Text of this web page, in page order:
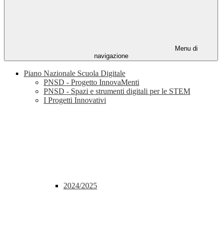
Menu di
navigazione
Piano Nazionale Scuola Digitale
PNSD - Progetto InnovaMenti
PNSD - Spazi e strumenti digitali per le STEM
I Progetti Innovativi
2024/2025